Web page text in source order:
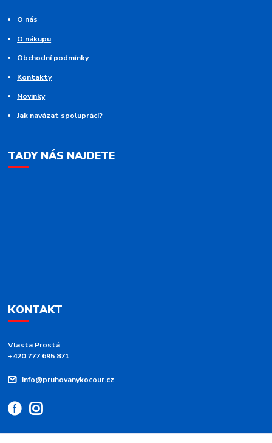
O nás
O nákupu
Obchodní podmínky
Kontakty
Novinky
Jak navázat spolupráci?
TADY NÁS NAJDETE
KONTAKT
Vlasta Prostá
+420 777 695 871
info@pruhovanykocour.cz